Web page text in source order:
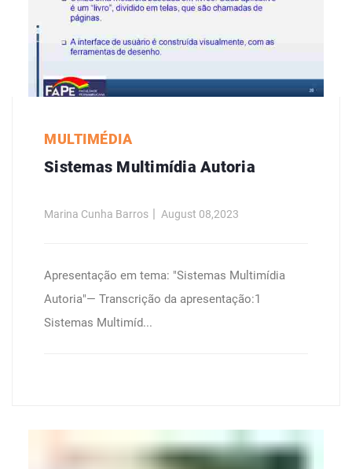
MULTIMÉDIA
Sistemas Multimídia Autoria
Marina Cunha Barros August 08,2023
Apresentação em tema: "Sistemas Multimídia
Autoria"— Transcrição da apresentação:1
Sistemas Multimíd...